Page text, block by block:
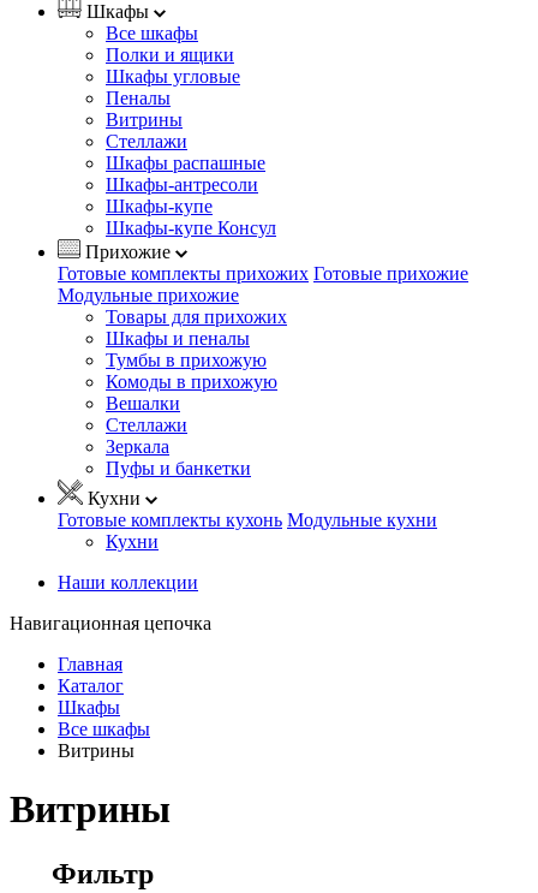
Шкафы
Все шкафы
Полки и ящики
Шкафы угловые
Пеналы
Витрины
Стеллажи
Шкафы распашные
Шкафы-антресоли
Шкафы-купе
Шкафы-купе Консул
Прихожие
Готовые комплекты прихожих Готовые прихожие
Модульные прихожие
Товары для прихожих
Шкафы и пеналы
Тумбы в прихожую
Комоды в прихожую
Вешалки
Стеллажи
Зеркала
Пуфы и банкетки
Кухни
Готовые комплекты кухонь Модульные кухни
Кухни
Наши коллекции
Навигационная цепочка
Главная
Каталог
Шкафы
Все шкафы
Витрины
Витрины
Фильтр